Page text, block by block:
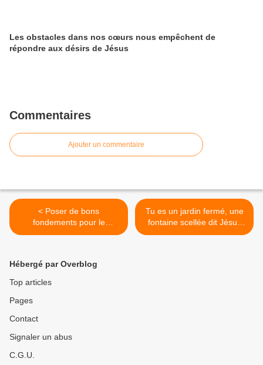
Les obstacles dans nos cœurs nous empêchent de
répondre aux désirs de Jésus
Commentaires
Ajouter un commentaire
< Poser de bons
fondements pour le
mariage
Tu es un jardin fermé, une
fontaine scellée dit Jésus
(suite) >
Hébergé par Overblog
Top articles
Pages
Contact
Signaler un abus
C.G.U.